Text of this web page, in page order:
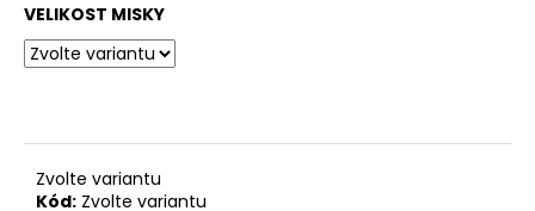
VELIKOST MISKY
Zvolte variantu
Kód: Zvolte variantu
D
o
u